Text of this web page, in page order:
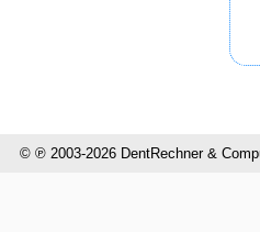
© ℗ 2003-2026 DentRechner &